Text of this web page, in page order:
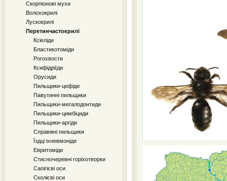
Скорпіонові мухи
Волохокрилі
Лускокрилі
Перетинчастокрилі
Ксіеліди
Бластикотоміди
Рогохвости
Ксифідріїди
Орусиди
Пильщики-цефіди
Павутинні пильщики
Пильщики-мегалодонтиди
Пильщики-цимбіциди
Пильщики-аргіди
Справжні пильщики
Їздці іхневмоніди
Евритоміди
Стисночеревні горіхотворки
Сапігієві оси
Сколієві оси